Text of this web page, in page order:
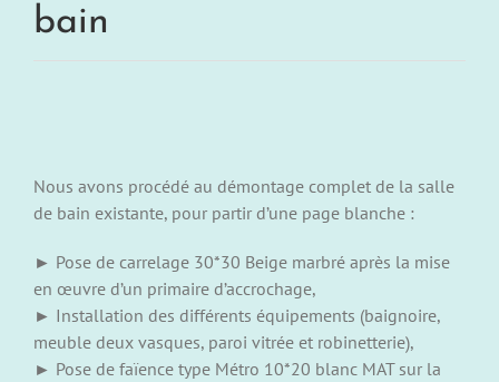
bain
Nous avons procédé au démontage complet de la salle
de bain existante, pour partir d’une page blanche :
► Pose de carrelage 30*30 Beige marbré après la mise
en œuvre d’un primaire d’accrochage,
► Installation des différents équipements (baignoire,
meuble deux vasques, paroi vitrée et robinetterie),
► Pose de faïence type Métro 10*20 blanc MAT sur la